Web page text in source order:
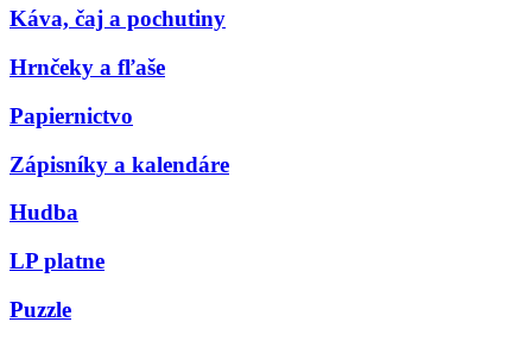
Káva, čaj a pochutiny
Hrnčeky a fľaše
Papiernictvo
Zápisníky a kalendáre
Hudba
LP platne
Puzzle